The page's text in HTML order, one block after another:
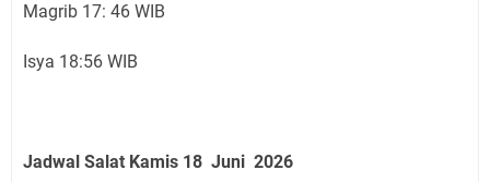
Magrib 17: 46 WIB
Isya 18:56 WIB
Jadwal Salat Kamis 18 Juni 2026